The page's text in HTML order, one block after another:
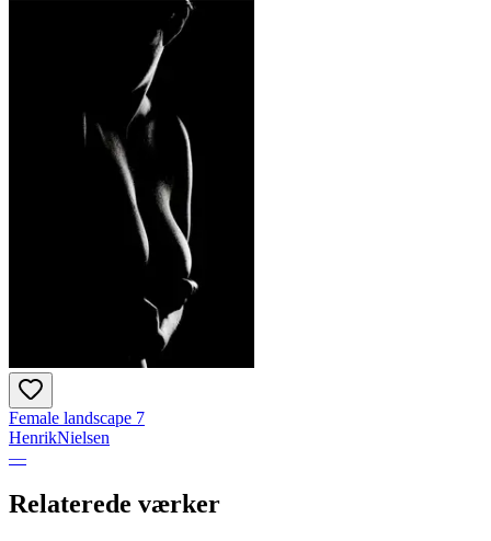
Female landscape 7
HenrikNielsen
—
Relaterede værker